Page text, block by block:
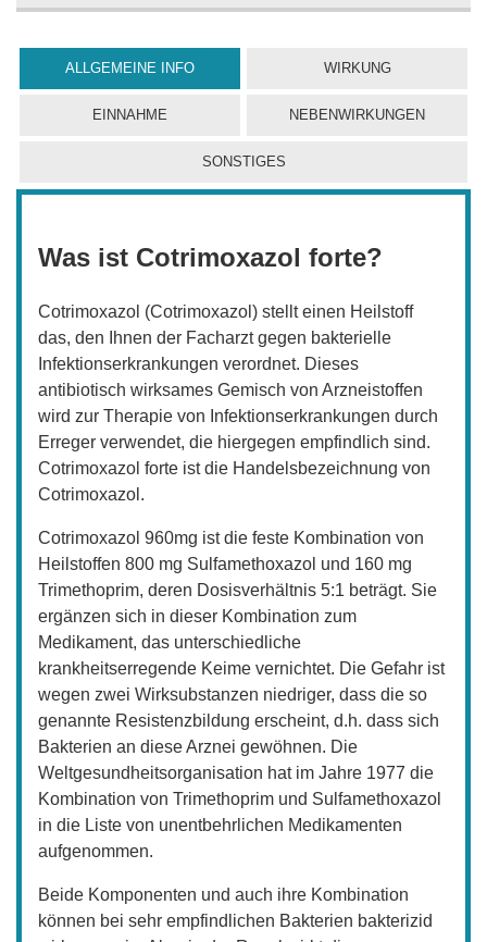
ALLGEMEINE INFO WIRKUNG
EINNAHME NEBENWIRKUNGEN
SONSTIGES
Was ist Cotrimoxazol forte?
Cotrimoxazol (Cotrimoxazol) stellt einen Heilstoff
das, den Ihnen der Facharzt gegen bakterielle
Infektionserkrankungen verordnet. Dieses
antibiotisch wirksames Gemisch von Arzneistoffen
wird zur Therapie von Infektionserkrankungen durch
Erreger verwendet, die hiergegen empfindlich sind.
Cotrimoxazol forte ist die Handelsbezeichnung von
Cotrimoxazol.
Cotrimoxazol 960mg ist die feste Kombination von
Heilstoffen 800 mg Sulfamethoxazol und 160 mg
Trimethoprim, deren Dosisverhältnis 5:1 beträgt. Sie
ergänzen sich in dieser Kombination zum
Medikament, das unterschiedliche
krankheitserregende Keime vernichtet. Die Gefahr ist
wegen zwei Wirksubstanzen niedriger, dass die so
genannte Resistenzbildung erscheint, d.h. dass sich
Bakterien an diese Arznei gewöhnen. Die
Weltgesundheitsorganisation hat im Jahre 1977 die
Kombination von Trimethoprim und Sulfamethoxazol
in die Liste von unentbehrlichen Medikamenten
aufgenommen.
Beide Komponenten und auch ihre Kombination
können bei sehr empfindlichen Bakterien bakterizid